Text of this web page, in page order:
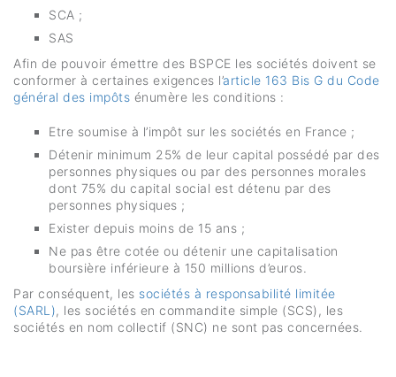
SCA ;
SAS
Afin de pouvoir émettre des BSPCE les sociétés doivent se
conformer à certaines exigences l’article 163 Bis G du Code
général des impôts énumère les conditions :
Etre soumise à l’impôt sur les sociétés en France ;
Détenir minimum 25% de leur capital possédé par des
personnes physiques ou par des personnes morales
dont 75% du capital social est détenu par des
personnes physiques ;
Exister depuis moins de 15 ans ;
Ne pas être cotée ou détenir une capitalisation
boursière inférieure à 150 millions d’euros.
Par conséquent, les sociétés à responsabilité limitée
(SARL), les sociétés en commandite simple (SCS), les
sociétés en nom collectif (SNC) ne sont pas concernées.